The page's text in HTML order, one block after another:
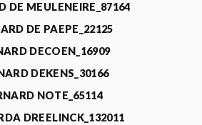
DE MEULENEIRE_87164
DE PAEPE_22125
DECOEN_16909
DEKENS_30166
NOTE_65114
DREELINCK_132011